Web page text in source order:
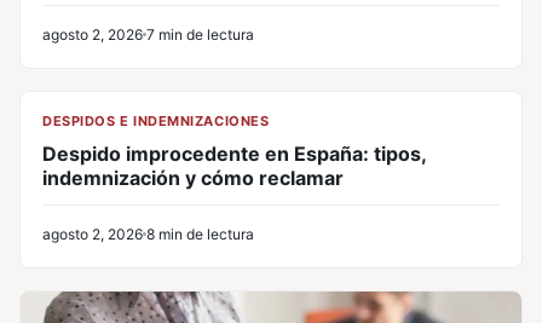
agosto 2, 2026 7 min de lectura
DESPIDOS E INDEMNIZACIONES
Despido improcedente en España: tipos,
indemnización y cómo reclamar
agosto 2, 2026 8 min de lectura